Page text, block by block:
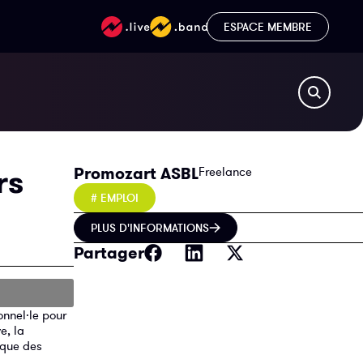
ESPACE MEMBRE
pour
la
des
Promozart ASBLFreelance
# EMPLOI
PLUS D'INFORMATIONS
Partager